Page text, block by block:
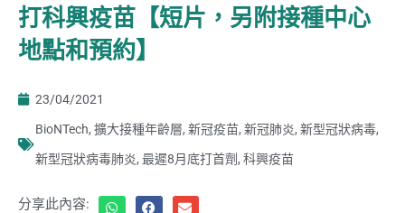
打科興疫苗【短片，另附接種中心
地點和預約】
23/04/2021
BioNTech, 擴大接種年齡層, 新冠疫苗, 新冠肺炎, 新型冠狀病毒,
新型冠狀病毒肺炎, 最遲8月底打首劑, 科興疫苗
分享此內容: